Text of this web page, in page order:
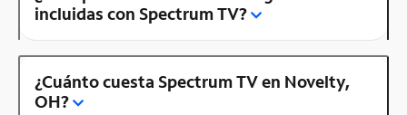
incluidas con Spectrum TV?
¿Cuánto cuesta Spectrum TV en Novelty,
OH?